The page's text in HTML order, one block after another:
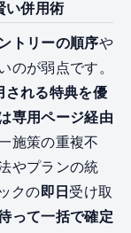
い併用術
トリーの順序や
のが弱点です。
される特典を優
専用ページ経由
施策の重複不
やプランの統
クの即日 受け取
って一括で確定